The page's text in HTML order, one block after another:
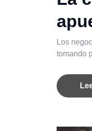
Los
tomando